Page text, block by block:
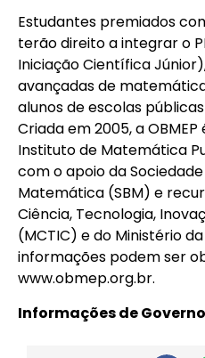
Estudantes premiados
terão direito a integrar o
Iniciação Científica
avançadas de
alunos de escolas
Criada em 2005, a
Instituto de Matemática
com o apoio da
Matemática (SBM) e
Ciência, Tecnologia,
(MCTIC) e do Ministério
informações podem ser
www.obmep.org.br.
Informações de Governo